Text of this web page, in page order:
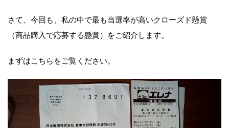
さて、今回も、私の中で最も当選率が高いクローズド懸賞
（商品購入で応募する懸賞）をご紹介します。
まずはこちらをご覧ください。